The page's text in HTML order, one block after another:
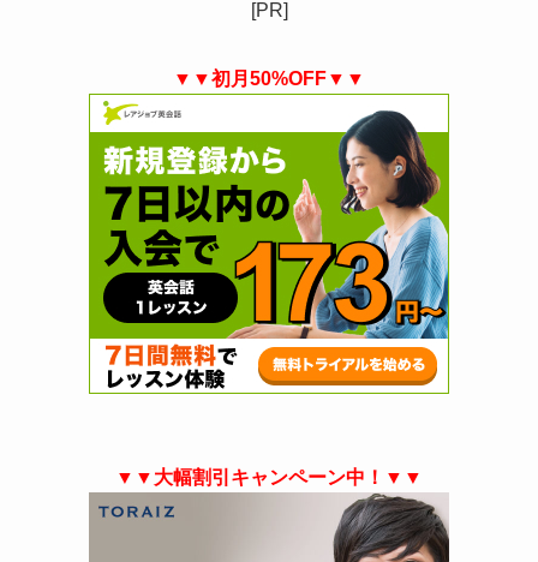
[PR]
▼▼初月50%OFF▼▼
▼▼大幅割引キャンペーン中！▼▼